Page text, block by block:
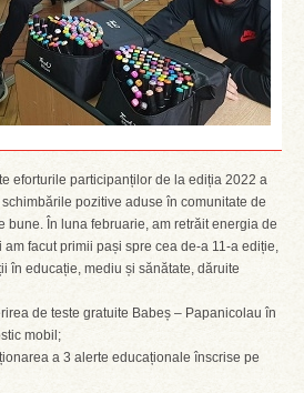
eforturile participanților de la ediția 2022 a
pozitive aduse în comunitate de
bune. În luna februarie, am retrăit energia de
am facut primii pași spre cea de-a 11-a ediție,
în educație, mediu și sănătate, dăruite
de teste gratuite Babeș – Papanicolau în
mobil;
a 3 alerte educaționale înscrise pe